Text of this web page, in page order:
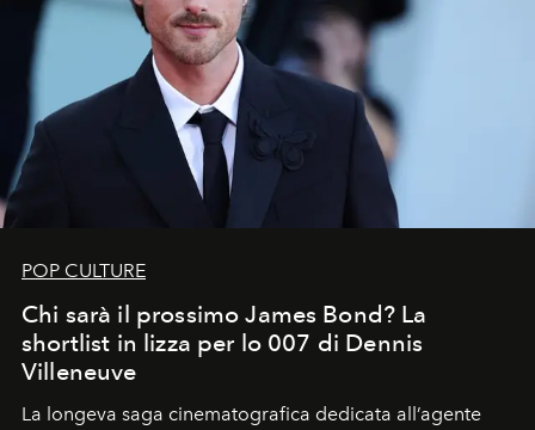
POP CULTURE
Chi sarà il prossimo James Bond? La
shortlist in lizza per lo 007 di Dennis
Villeneuve
La longeva saga cinematografica dedicata all’agente